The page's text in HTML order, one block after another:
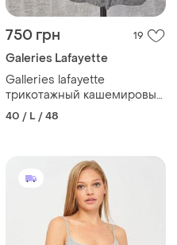
750 грн 19
Galeries Lafayette
Galleries lafayette
трикотажный кашемировый
жилет
40 / L / 48